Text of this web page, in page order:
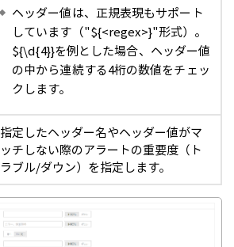
ヘッダー値は、正規表現もサポート
しています（"${<regex>}"形式）。
${\d{4}}を例とした場合、ヘッダー値
の中から連続する4桁の数値をチェッ
クします。
指定したヘッダー名やヘッダー値がマ
ッチしない際のアラートの重要度（ト
ラブル/ダウン）を指定します。